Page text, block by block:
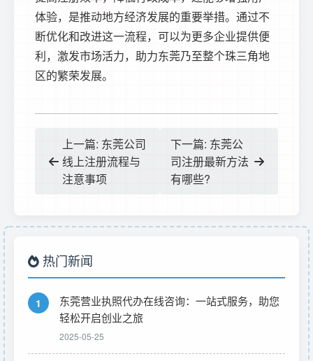
体验，是推动地方经济发展的重要举措。通过不
断优化和改进这一流程，可以为更多企业提供便
利，激发市场活力，助力东莞乃至整个珠三角地
区的繁荣发展。
上一篇: 东莞公司
线上注册流程与
注意事项
下一篇: 东莞公
司注册最新方法
有哪些?
热门新闻
1
东莞营业执照代办在线咨询：一站式服务，助您
轻松开启创业之旅
2025-05-25